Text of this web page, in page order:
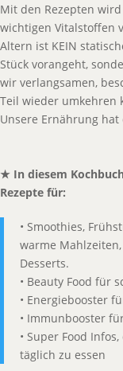
Mit den Rezepten
wichtigen Vitalstoffen
Altern ist KEIN
Stück vorangeht,
wir verlangsamen,
Teil wieder umkehren
Unsere Ernährung
★ In diesem
Rezepte für:
• Smoothies,
warme
Desserts.
• Beauty Food für
• Energiebooster
• Immunbooster
• Super Food
täglich zu essen